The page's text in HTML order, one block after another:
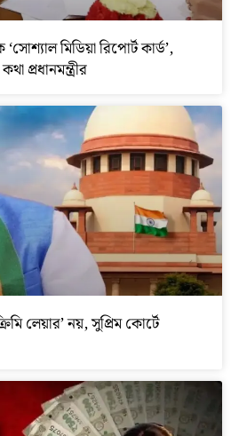
মিডিয়া রিপোর্ট কার্ড’,
প্রধানমন্ত্রীর
লেয়ার’ নয়, সুপ্রিম কোর্টে